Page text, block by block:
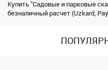
Купить "Садовые и парковые
безналичный расчет (Uzkard,